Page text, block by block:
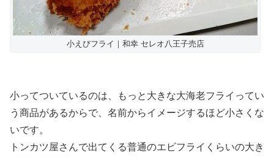
小えびフライ｜和幸 セレオ八王子売店
小ってついているのは、もっと大きな大海老フライってい
う商品があるからで、名前からイメージするほど小さくな
いです。
トンカツ屋さんで出てくる普通のエビフライくらいの大き